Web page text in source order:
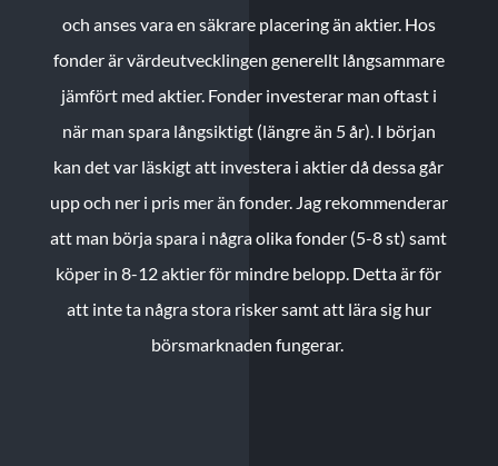
och anses vara en säkrare placering än aktier. Hos
fonder är värdeutvecklingen generellt långsammare
jämfört med aktier. Fonder investerar man oftast i
när man spara långsiktigt (längre än 5 år). I början
kan det var läskigt att investera i aktier då dessa går
upp och ner i pris mer än fonder. Jag rekommenderar
att man börja spara i några olika fonder (5-8 st) samt
köper in 8-12 aktier för mindre belopp. Detta är för
att inte ta några stora risker samt att lära sig hur
börsmarknaden fungerar.